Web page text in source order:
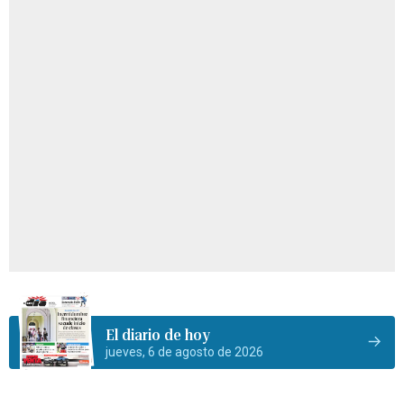
El diario de hoy
jueves, 6 de agosto de 2026